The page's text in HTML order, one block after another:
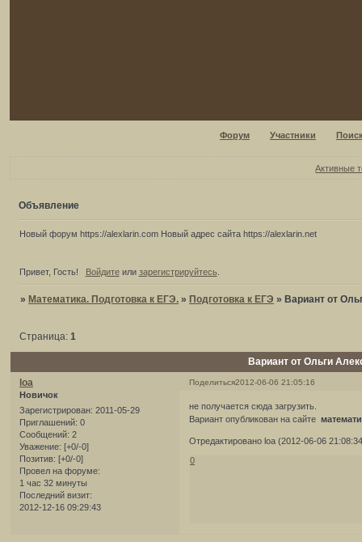
Форум Участники
Активные
Объявление
Новый форум https://alexlarin.com Новый адрес сайта https://alexlarin.net
Привет, Гость! Войдитеили зарегистрируйтесь.
»Математика. Подготовка к ЕГЭ. »Подготовка к ЕГЭ »Вариант от
Вариант от Ольги
Страница: 1
Поделиться2012-06-06 21:05:16
loa
Новичок
Зарегистрирован: 2011-05-29
Приглашений: 0
Сообщений: 2
Уважение: [+0/-0]
Позитив: [+0/-0]
Провел на форуме:
1 час 32 минуты
Последний визит:
2012-12-16 09:29:43
не получается сюда загрузить.
Вариант опубликован на сайте
Отредактировано loa (2012-06-06
0